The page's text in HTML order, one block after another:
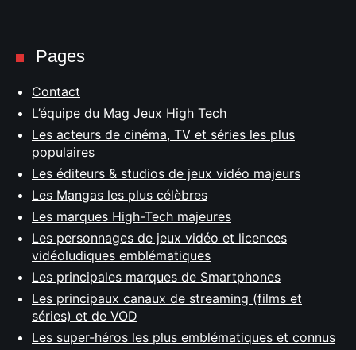
Pages
Contact
L’équipe du Mag Jeux High Tech
Les acteurs de cinéma, TV et séries les plus
populaires
Les éditeurs & studios de jeux vidéo majeurs
Les Mangas les plus célèbres
Les marques High-Tech majeures
Les personnages de jeux vidéo et licences
vidéoludiques emblématiques
Les principales marques de Smartphones
Les principaux canaux de streaming (films et
séries) et de VOD
Les super-héros les plus emblématiques et connus